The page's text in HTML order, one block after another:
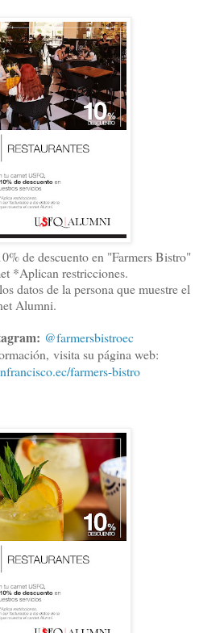
de descuento en "Farmers Bistro"
*Aplican restricciones.
datos de la persona que muestre el
Alumni.
@farmersbistroec
visita su página web:
farmers-bistro